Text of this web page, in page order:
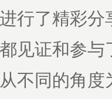
行了精彩分
见证和参与
不同的角